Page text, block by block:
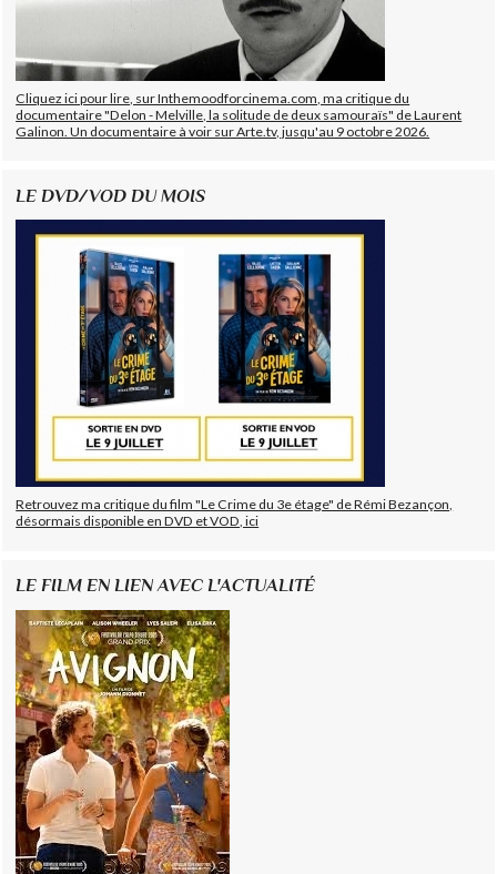
Cliquez ici pour lire, sur Inthemoodforcinema.com, ma critique du
documentaire "Delon - Melville, la solitude de deux samouraïs" de Laurent
Galinon. Un documentaire à voir sur Arte.tv, jusqu'au 9 octobre 2026.
LE DVD/VOD DU MOIS
Retrouvez ma critique du film "Le Crime du 3e étage" de Rémi Bezançon,
désormais disponible en DVD et VOD, ici
LE FILM EN LIEN AVEC L'ACTUALITÉ